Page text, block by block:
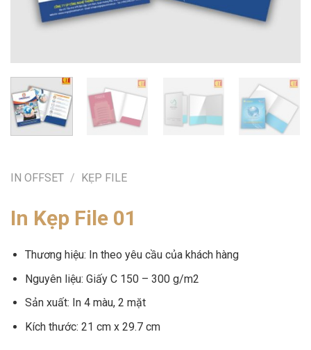
IN OFFSET / KẸP FILE
In Kẹp File 01
Thương hiệu: In theo yêu cầu của khách hàng
Nguyên liệu: Giấy C 150 – 300 g/m2
Sản xuất: In 4 màu, 2 mặt
Kích thước: 21 cm x 29.7 cm